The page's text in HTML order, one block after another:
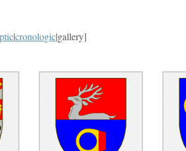
|cronologic|gallery]